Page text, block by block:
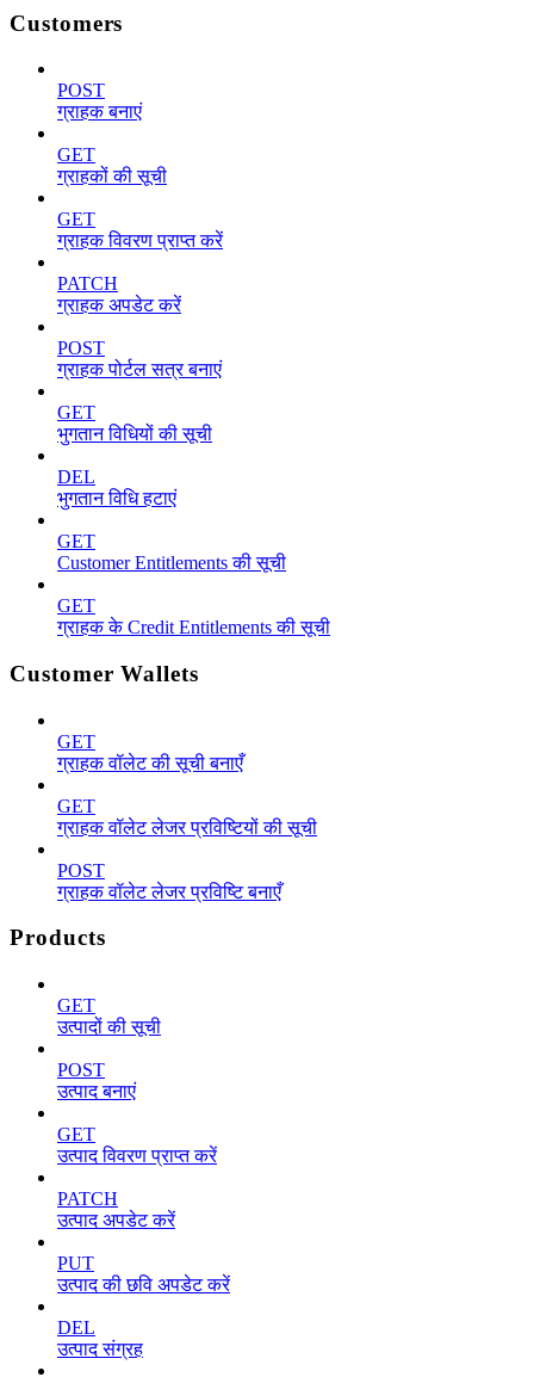
Customers
POST
ग्राहक बनाएं
GET
ग्राहकों की सूची
GET
ग्राहक विवरण प्राप्त करें
PATCH
ग्राहक अपडेट करें
POST
ग्राहक पोर्टल सत्र बनाएं
GET
भुगतान विधियों की सूची
DEL
भुगतान विधि हटाएं
GET
Customer Entitlements की सूची
GET
ग्राहक के Credit Entitlements की सूची
Customer Wallets
GET
ग्राहक वॉलेट की सूची बनाएँ
GET
ग्राहक वॉलेट लेजर प्रविष्टियों की सूची
POST
ग्राहक वॉलेट लेजर प्रविष्टि बनाएँ
Products
GET
उत्पादों की सूची
POST
उत्पाद बनाएं
GET
उत्पाद विवरण प्राप्त करें
PATCH
उत्पाद अपडेट करें
PUT
उत्पाद की छवि अपडेट करें
DEL
उत्पाद संग्रह